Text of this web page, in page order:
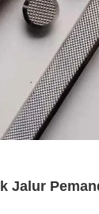
Jalur